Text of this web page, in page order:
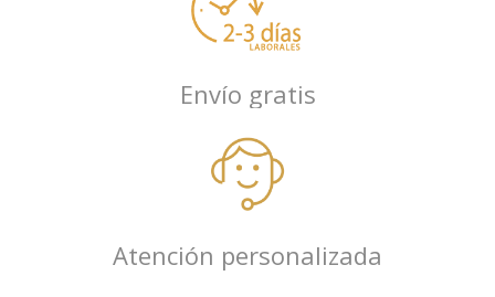
Envío gratis
Atención personalizada